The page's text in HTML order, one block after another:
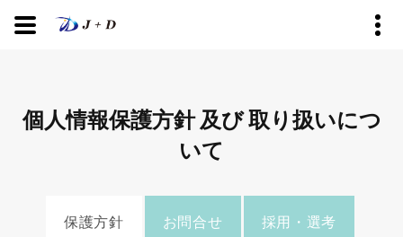
個人情報保護方針 及び 取り扱いにつ
いて
保護方針 お問合せ 採用・選考